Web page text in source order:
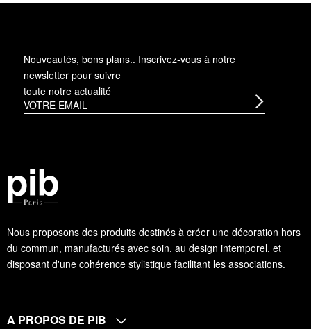
Nous proposons des produits destinés à créer une décoration hors
du commun, manufacturés avec soin, au design intemporel, et
disposant d'une cohérence stylistique facilitant les associations.
Nouveautés, bons plans.. Inscrivez-vous à notre
newsletter pour suivre
toute notre actualité
A PROPOS DE PIB